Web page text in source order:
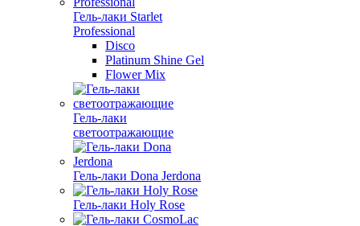
Гель-лаки Starlet
Professional
Disco
Platinum Shine Gel
Flower Mix
Гель-лаки
светоотражающие
Гель-лаки Dona Jerdona
Гель-лаки Holy Rose